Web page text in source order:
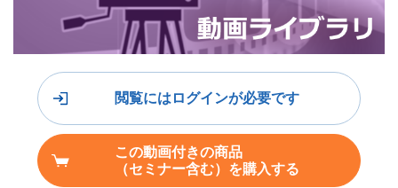
閲覧にはログインが必要です
この動画付きの商品
（セミナー含む）を購入する